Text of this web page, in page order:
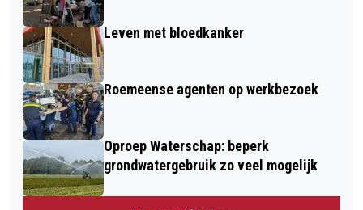
Leven met bloedkanker
Roemeense agenten op werkbezoek
Oproep Waterschap: beperk
grondwatergebruik zo veel mogelijk